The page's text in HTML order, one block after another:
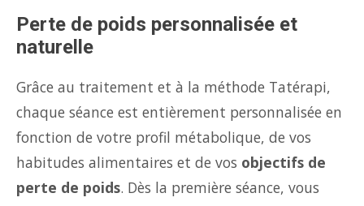
Perte de poids personnalisée et
naturelle
Grâce au traitement et à la méthode Tatérapi,
chaque séance est entièrement personnalisée en
fonction de votre profil métabolique, de vos
habitudes alimentaires et de vos objectifs de
perte de poids. Dès la première séance, vous